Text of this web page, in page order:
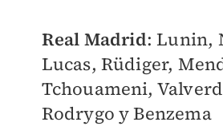
Real Madrid:Lunin,
Lucas, Rüdiger,
Tchouameni,
Rodrygo y Benzema